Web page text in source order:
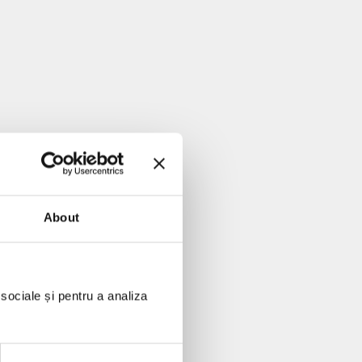
About
și pentru a analiza